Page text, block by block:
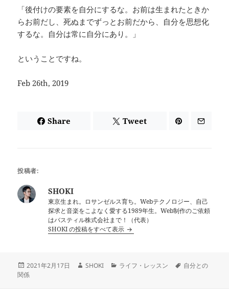
「後付けの要素を自分にするな。お前は生まれたときか
らお前だし、死ぬまでずっとお前だから、自分を思想化
するな。自分は常に自分にあり。」
ということですね。
Feb 26th, 2019
Share Tweet
投稿者:
SHOKI
東京生まれ。ロサンゼルス育ち。Webテクノロジー、自己
探求と音楽をこよなく愛する1989年生。Web制作のご依頼
はバスティル株式会社まで！（代表）
SHOKI の投稿をすべて表示
投
稿
2021年2月17日
作
SHOKI
カ
ライフ・レッスン
タ
自分との
関係